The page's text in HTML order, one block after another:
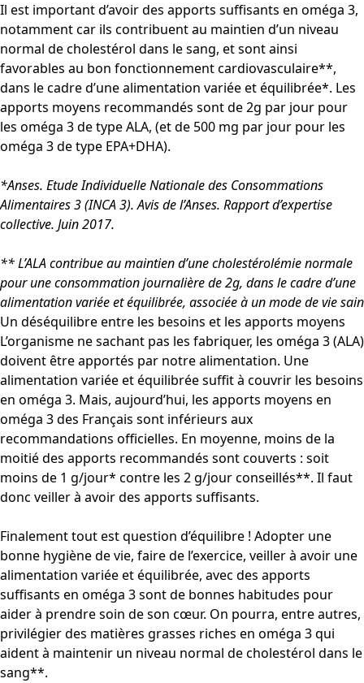
Il est important d’avoir des apports suffisants en oméga 3,
notamment car ils contribuent au maintien d’un niveau
normal de cholestérol dans le sang, et sont ainsi
favorables au bon fonctionnement cardiovasculaire**,
dans le cadre d’une alimentation variée et équilibrée*. Les
apports moyens recommandés sont de 2g par jour pour
les oméga 3 de type ALA, (et de 500 mg par jour pour les
oméga 3 de type EPA+DHA).
*Anses. Etude Individuelle Nationale des Consommations
Alimentaires 3 (INCA 3). Avis de l’Anses. Rapport d’expertise
collective. Juin 2017.
** L’ALA contribue au maintien d’une cholestérolémie normale
pour une consommation journalière de 2g, dans le cadre d’une
alimentation variée et équilibrée, associée à un mode de vie sain
Un déséquilibre entre les besoins et les apports moyens
L’organisme ne sachant pas les fabriquer, les oméga 3 (ALA)
doivent être apportés par notre alimentation. Une
alimentation variée et équilibrée suffit à couvrir les besoins
en oméga 3. Mais, aujourd’hui, les apports moyens en
oméga 3 des Français sont inférieurs aux
recommandations officielles. En moyenne, moins de la
moitié des apports recommandés sont couverts : soit
moins de 1 g/jour* contre les 2 g/jour conseillés**. Il faut
donc veiller à avoir des apports suffisants.
Finalement tout est question d’équilibre ! Adopter une
bonne hygiène de vie, faire de l’exercice, veiller à avoir une
alimentation variée et équilibrée, avec des apports
suffisants en oméga 3 sont de bonnes habitudes pour
aider à prendre soin de son cœur. On pourra, entre autres,
privilégier des matières grasses riches en oméga 3 qui
aident à maintenir un niveau normal de cholestérol dans le
sang**.